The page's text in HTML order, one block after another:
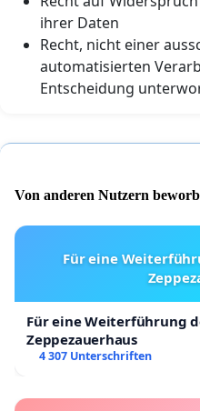
ihrer Daten
Recht, nicht einer
automatisierten
Entscheidung
Von anderen Nutzern
Für eine
Für eine Weiterführung
Zeppezauerhaus
4 307 Unterschriften